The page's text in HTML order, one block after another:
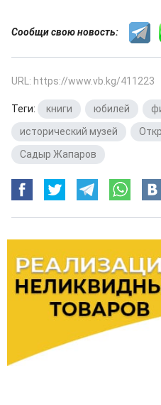
Сообщи свою новость:
URL: https://www.vb.kg/411223
Теги: книги юбилей
исторический музей
Садыр Жапаров